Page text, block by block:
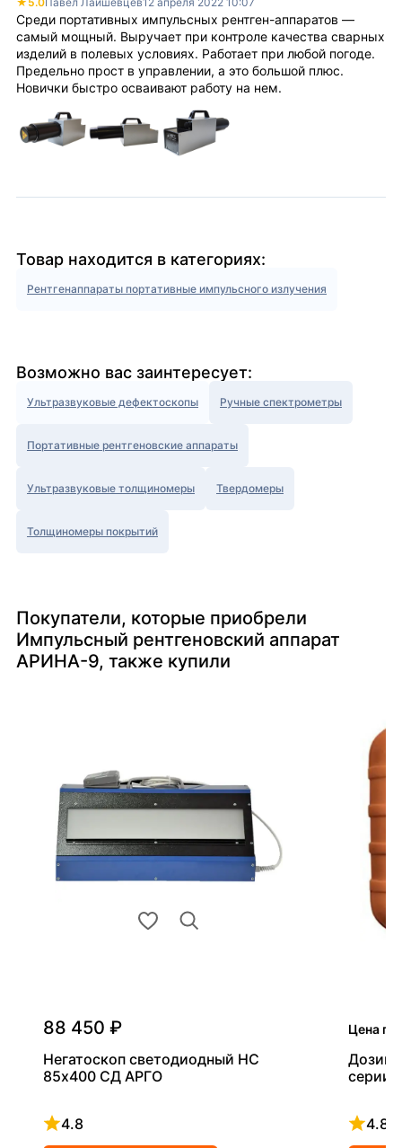
Среди портативных импульсных рентген-аппаратов —
самый мощный. Выручает при контроле качества сварных
изделий в полевых условиях. Работает при любой погоде.
Предельно прост в управлении, а это большой плюс.
Новички быстро осваивают работу на нем.
Товар находится в категориях:
Рентгенаппараты портативные импульсного излучения
Возможно вас заинтересует:
Ультразвуковые дефектоскопы Ручные спектрометры
Портативные рентгеновские аппараты
Ультразвуковые толщиномеры Твердомеры
Толщиномеры покрытий
Покупатели, которые приобрели
Импульсный рентгеновский аппарат
АРИНА-9, также купили
88 450 ₽
Негатоскоп светодиодный НС
85х400 СД АРГО
4.8
Рейтинг 4.8 из 5
Цена по
серии
4.8